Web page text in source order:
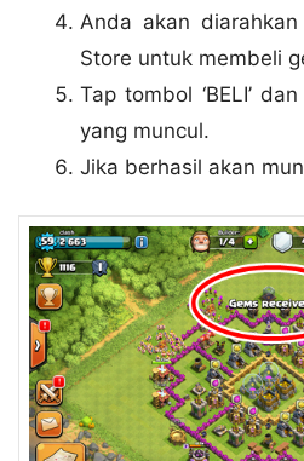
Anda akan
Store untuk membeli
Tap tombol ‘BELI’
yang muncul.
Jika berhasil akan